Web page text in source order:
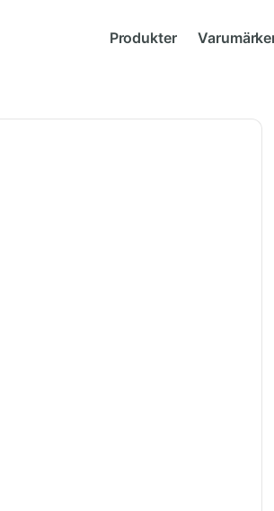
Produkter